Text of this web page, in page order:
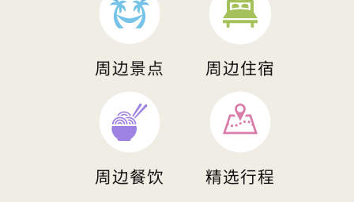
周边景点 周边住宿
周边餐饮 精选行程